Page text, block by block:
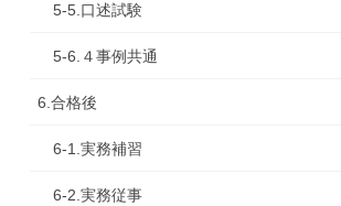
5-5.口述試験
5-6.４事例共通
6.合格後
6-1.実務補習
6-2.実務従事